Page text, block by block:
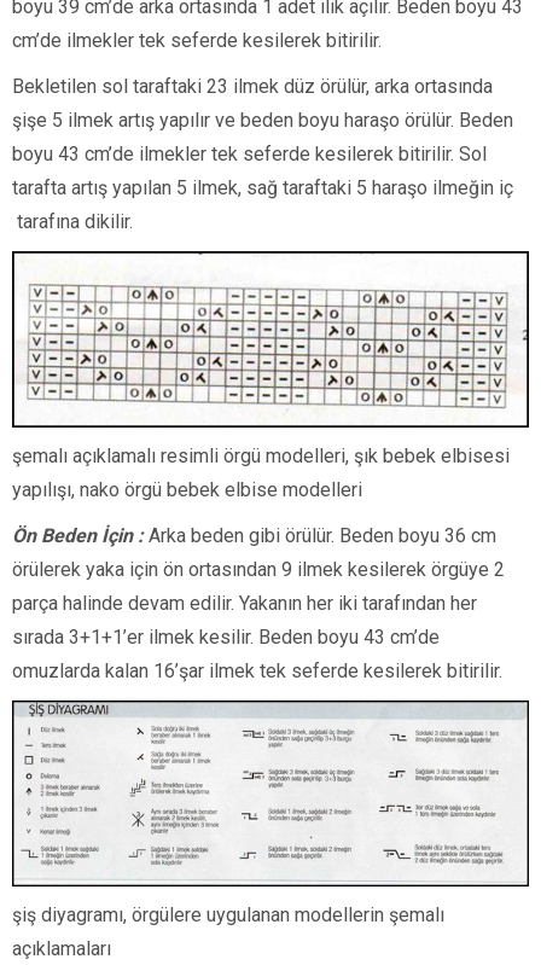
boyu 39 cm’de arka ortasında 1 adet ilik açılır. Beden boyu 43
cm’de ilmekler tek seferde kesilerek bitirilir.
Bekletilen sol taraftaki 23 ilmek düz örülür, arka ortasında
şişe 5 ilmek artış yapılır ve beden boyu haraşo örülür. Beden
boyu 43 cm’de ilmekler tek seferde kesilerek bitirilir. Sol
tarafta artış yapılan 5 ilmek, sağ taraftaki 5 haraşo ilmeğin iç
tarafına dikilir.
şemalı açıklamalı resimli örgü modelleri, şık bebek elbisesi
yapılışı, nako örgü bebek elbise modelleri
Ön Beden İçin :Arka beden gibi örülür. Beden boyu 36 cm
örülerek yaka için ön ortasından 9 ilmek kesilerek örgüye 2
parça halinde devam edilir. Yakanın her iki tarafından her
sırada 3+1+1’er ilmek kesilir. Beden boyu 43 cm’de
omuzlarda kalan 16’şar ilmek tek seferde kesilerek bitirilir.
şiş diyagramı, örgülere uygulanan modellerin şemalı
açıklamaları